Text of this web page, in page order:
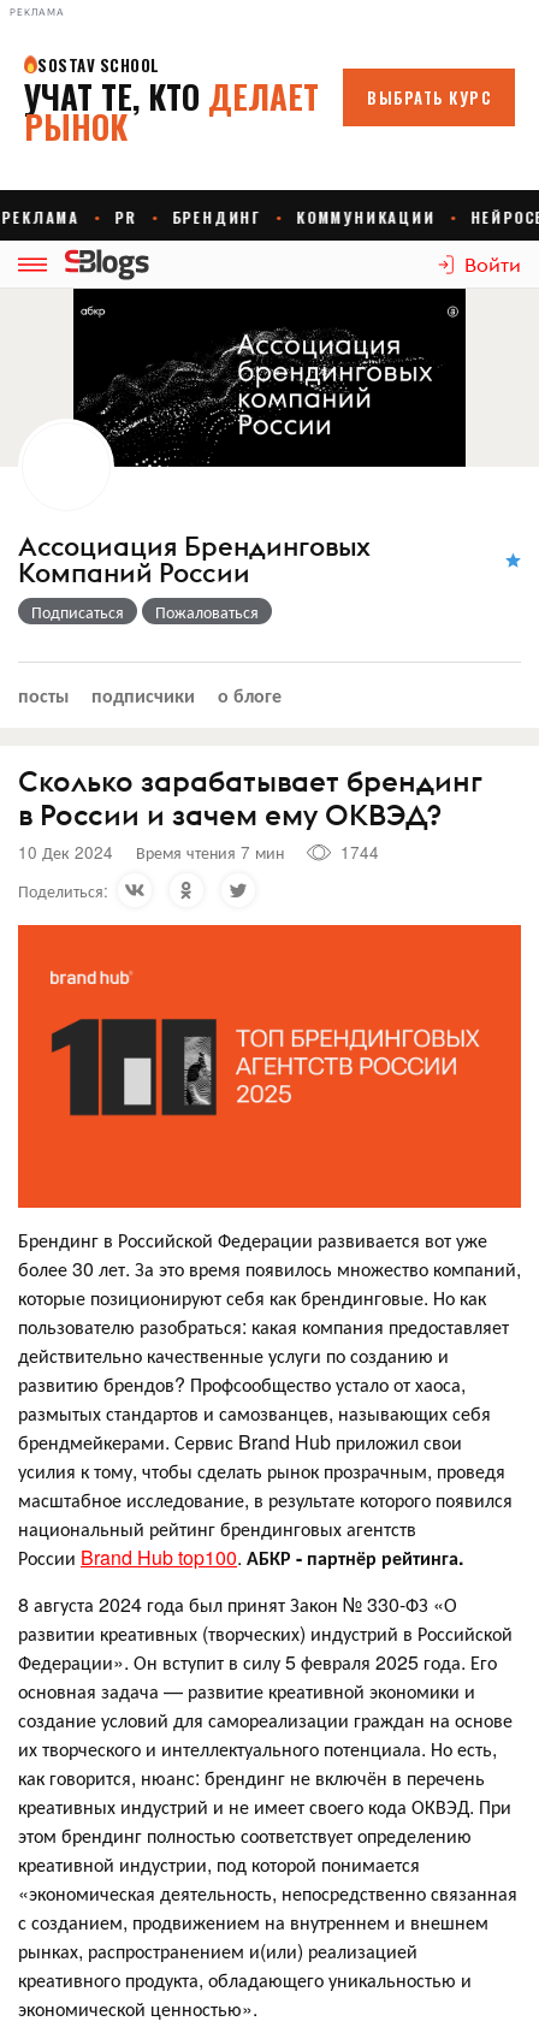
РЕКЛАМА
Войти
Ассоциация Брендинговых
Компаний России
Подписаться Пожаловаться
посты подписчики о блоге
Сколько зарабатывает брендинг
в России и зачем ему ОКВЭД?
10 Дек 2024 Время чтения 7 мин
1744
Поделиться:
Брендинг в Российской Федерации развивается вот уже
более 30 лет. За это время появилось множество компаний,
которые позиционируют себя как брендинговые. Но как
пользователю разобраться: какая компания предоставляет
действительно качественные услуги по созданию и
развитию брендов? Профсообщество устало от хаоса,
размытых стандартов и самозванцев, называющих себя
брендмейкерами. Сервис Brand Hub приложил свои
усилия к тому, чтобы сделать рынок прозрачным, проведя
масштабное исследование, в результате которого появился
национальный рейтинг брендинговых агентств
России Brand Hub top100. АБКР - партнёр рейтинга.
8 августа 2024 года был принят Закон № 330-ФЗ «О
развитии креативных (творческих) индустрий в Российской
Федерации». Он вступит в силу 5 февраля 2025 года. Его
основная задача — развитие креативной экономики и
создание условий для самореализации граждан на основе
их творческого и интеллектуального потенциала. Но есть,
как говорится, нюанс: брендинг не включён в перечень
креативных индустрий и не имеет своего кода ОКВЭД. При
этом брендинг полностью соответствует определению
креативной индустрии, под которой понимается
«экономическая деятельность, непосредственно связанная
с созданием, продвижением на внутреннем и внешнем
рынках, распространением и(или) реализацией
креативного продукта, обладающего уникальностью и
экономической ценностью».